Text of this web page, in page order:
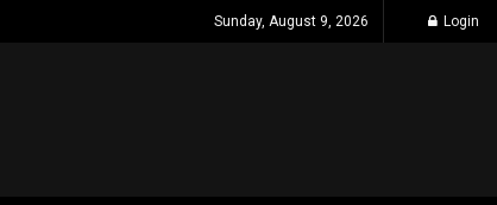
Sunday, August 9, 2026 Login